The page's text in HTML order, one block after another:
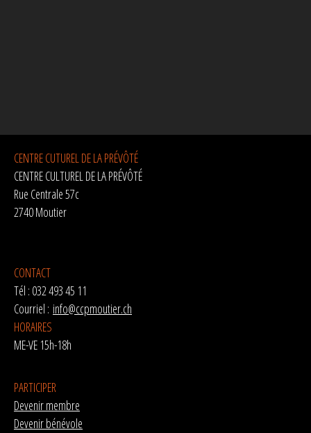
CENTRE CUTUREL DE LA PRÉVÔTÉ
CENTRE CULTUREL DE LA PRÉVÔTÉ
Rue Centrale 57c
2740 Moutier
CONTACT
Tél : 032 493 45 11
Courriel : info@ccpmoutier.ch
HORAIRES
ME-VE 15h-18h
PARTICIPER
Devenir membre
Devenir bénévole